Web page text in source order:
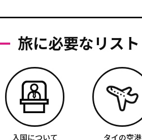
旅に必要なリスト
入国について タイの空港